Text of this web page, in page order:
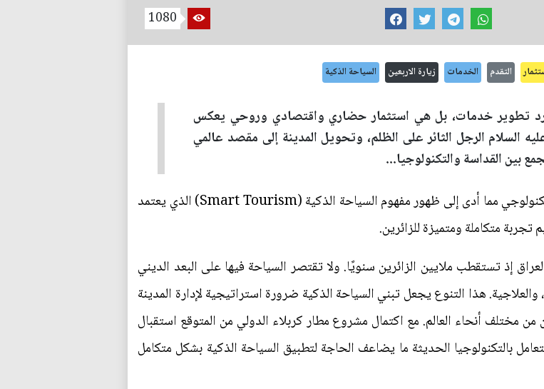
1080
التقدم الخدمات زيارة الاربعين السياحة الذكية
تطوير خدمات، بل هي استثمار حضاري واقتصادي وروحي يعكس
السلام الرجل الثائر على الظلم، وتحويل المدينة إلى مقصد عالمي
بين القداسة والتكنولوجيا...
شهدت السياحة في العالم تحولات نوعية نتيجة التطور التكنولوجي مما أدى إلى ظهور مفهوم السياحة الذكية (Smart Tourism) الذي يعتمد
متكاملة ومتميزة للزائرين.
إذ تستقطب ملايين الزائرين سنويًا. ولا تقتصر السياحة فيها على البعد الديني
والعلاجية. هذا التنوع يجعل تبني السياحة الذكية ضرورة استراتيجية لإدارة المدينة
مختلف أنحاء العالم. مع اكتمال مشروع مطار كربلاء الدولي من المتوقع استقبال
بالتكنولوجيا الحديثة ما يضاعف الحاجة لتطبيق السياحة الذكية بشكل متكامل